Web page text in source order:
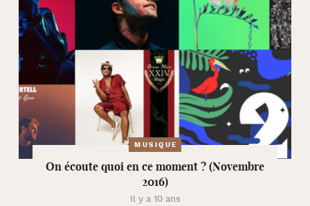
MUSIQUE
On écoute quoi en ce moment ? (Novembre
2016)
Il y a 10 ans